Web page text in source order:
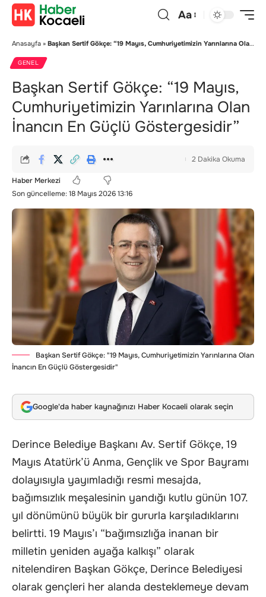
Aa
Anasayfa » Başkan Sertif Gökçe: “19 Mayıs, Cumhuriyetimizin Yarınlarına Olan İnancın En Güçlü Göstergesidir”
GENEL
Başkan Sertif Gökçe: “19 Mayıs,
Cumhuriyetimizin Yarınlarına Olan
İnancın En Güçlü Göstergesidir”
Son güncelleme: 18 Mayıs 2026 13:16
Haber Merkezi
2 Dakika Okuma
Başkan Sertif Gökçe: "19 Mayıs, Cumhuriyetimizin Yarınlarına Olan
İnancın En Güçlü Göstergesidir"
Google'da haber kaynağınızı Haber Kocaeli olarak seçin
Derince Belediye Başkanı Av. Sertif Gökçe, 19
Mayıs Atatürk’ü Anma, Gençlik ve Spor Bayramı
dolayısıyla yayımladığı resmi mesajda,
bağımsızlık meşalesinin yandığı kutlu günün 107.
yıl dönümünü büyük bir gururla karşıladıklarını
belirtti. 19 Mayıs’ı “bağımsızlığa inanan bir
milletin yeniden ayağa kalkışı” olarak
nitelendiren Başkan Gökçe, Derince Belediyesi
olarak gençleri her alanda desteklemeye devam